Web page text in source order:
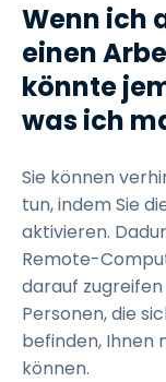
Wenn ich
einen
könnte
was ich
Sie können
tun, indem Sie
aktivieren.
Remote-
darauf zugreifen
Personen, die
befinden, Ihnen
können.